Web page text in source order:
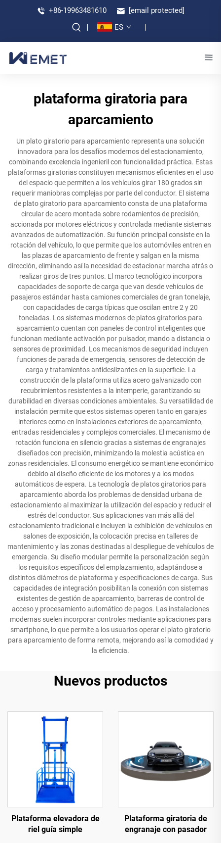
+86-19963481610
[email protected]
ES
plataforma giratoria para
aparcamiento
Un plato giratorio para aparcamiento representa una solución
innovadora para los desafíos modernos del estacionamiento,
combinando excelencia ingenieril con funcionalidad práctica. Estas
plataformas giratorias constituyen mecanismos eficientes en el uso
del espacio que permiten a los vehículos girar 180 grados sin
requerir maniobras complejas por parte del conductor. El sistema
de plato giratorio para aparcamiento consta de una plataforma
circular de acero montada sobre rodamientos de precisión,
accionada por motores eléctricos y controlada mediante sistemas
avanzados de automatización. Su función principal consiste en la
rotación del vehículo, lo que permite que los automóviles entren en
las plazas de aparcamiento de frente y salgan en la misma
dirección, eliminando así la necesidad de estacionar marcha atrás o
realizar giros de tres puntos. El marco tecnológico incorpora
capacidades de soporte de carga que van desde vehículos de
pasajeros estándar hasta camiones comerciales de gran tonelaje,
con capacidades de carga típicas que oscilan entre 2 y 20
toneladas. Los sistemas modernos de platos giratorios para
aparcamiento cuentan con paneles de control inteligentes que
funcionan mediante activación por pulsador, mando a distancia o
sensores de proximidad. Los mecanismos de seguridad incluyen
funciones de parada de emergencia, sensores de detección de
carga y tratamientos antideslizantes en la superficie. La
construcción de la plataforma utiliza acero galvanizado con
recubrimientos resistentes a la intemperie, garantizando su
durabilidad en diversas condiciones ambientales. Su versatilidad de
instalación permite que estos sistemas operen tanto en garajes
interiores como en instalaciones exteriores de aparcamiento,
entradas residenciales y complejos comerciales. El mecanismo de
rotación funciona en silencio gracias a sistemas de engranajes
diseñados con precisión, minimizando la molestia acústica en
zonas residenciales. El consumo energético se mantiene económico
debido al diseño eficiente de los motores y a los modos
automáticos de espera. La tecnología de platos giratorios para
aparcamiento aborda los problemas de densidad urbana de
estacionamiento al maximizar la utilización del espacio y reducir el
estrés del conductor. Sus aplicaciones van más allá del
estacionamiento tradicional e incluyen la exhibición de vehículos en
salones de exposición, la colocación precisa en talleres de
mantenimiento y las zonas destinadas al despliegue de vehículos de
emergencia. Su diseño modular permite la personalización según
los requisitos específicos del emplazamiento, adaptándose a
distintos diámetros de plataforma y especificaciones de carga. Sus
capacidades de integración posibilitan la conexión con sistemas
existentes de gestión de aparcamiento, barreras de control de
acceso y procesamiento automático de pagos. Las instalaciones
modernas suelen incorporar controles mediante aplicaciones para
smartphone, lo que permite a los usuarios operar el plato giratorio
para aparcamiento de forma remota, mejorando así la comodidad y
la eficiencia.
Nuevos productos
Plataforma elevadora de
riel guía simple
Plataforma giratoria de
engranaje con pasador